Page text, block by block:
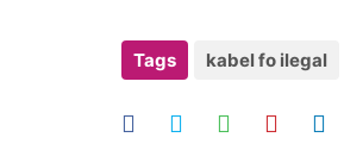
Tags kabel fo ilegal